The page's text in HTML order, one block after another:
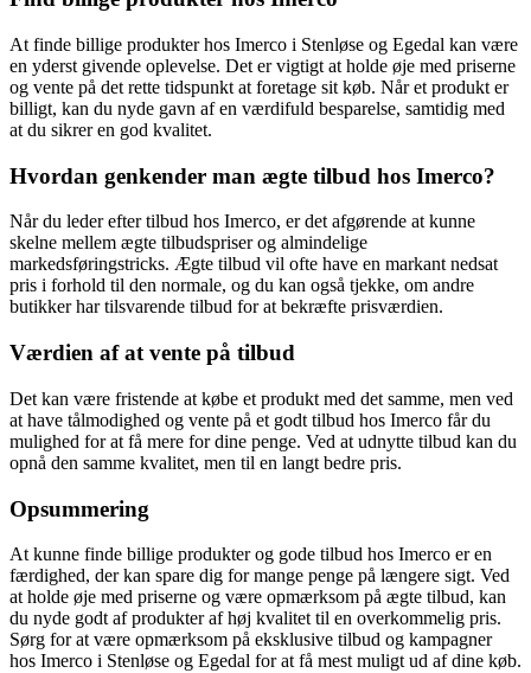
At finde billige produkter hos Imerco i Stenløse og Egedal kan være
en yderst givende oplevelse. Det er vigtigt at holde øje med priserne
og vente på det rette tidspunkt at foretage sit køb. Når et produkt er
billigt, kan du nyde gavn af en værdifuld besparelse, samtidig med
at du sikrer en god kvalitet.
Hvordan genkender man ægte tilbud hos Imerco?
Når du leder efter tilbud hos Imerco, er det afgørende at kunne
skelne mellem ægte tilbudspriser og almindelige
markedsføringstricks. Ægte tilbud vil ofte have en markant nedsat
pris i forhold til den normale, og du kan også tjekke, om andre
butikker har tilsvarende tilbud for at bekræfte prisværdien.
Værdien af at vente på tilbud
Det kan være fristende at købe et produkt med det samme, men ved
at have tålmodighed og vente på et godt tilbud hos Imerco får du
mulighed for at få mere for dine penge. Ved at udnytte tilbud kan du
opnå den samme kvalitet, men til en langt bedre pris.
Opsummering
At kunne finde billige produkter og gode tilbud hos Imerco er en
færdighed, der kan spare dig for mange penge på længere sigt. Ved
at holde øje med priserne og være opmærksom på ægte tilbud, kan
du nyde godt af produkter af høj kvalitet til en overkommelig pris.
Sørg for at være opmærksom på eksklusive tilbud og kampagner
hos Imerco i Stenløse og Egedal for at få mest muligt ud af dine køb.